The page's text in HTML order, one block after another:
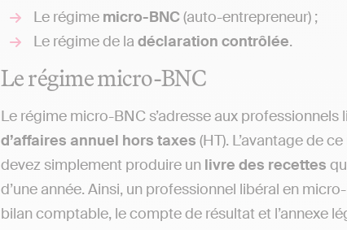
Le régime micro-BNC (auto-entrepreneur) ;
Le régime de la déclaration contrôlée.
Le régime micro-BNC
Le régime micro-BNC s’adresse aux professionnels
d’affaires annuel hors taxes (HT). L’avantage de
devez simplement produire un livre des recettes
d’une année. Ainsi, un professionnel libéral en
bilan comptable, le compte de résultat et l’annexe